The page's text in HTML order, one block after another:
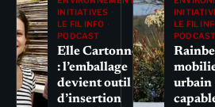
INITIATIVES
LE FIL INFO
PODCAST
Elle Cartonne
: l’emballage
devient outil
d’insertion
LE FIL
PODCAST
urbain